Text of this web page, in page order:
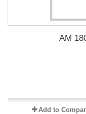
AM
Add to